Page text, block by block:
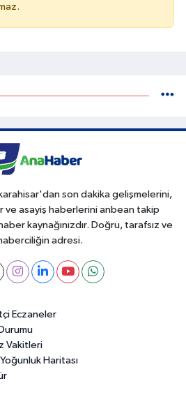
son dakika gelişmelerini,
ve asayiş haberlerini anbean takip
kaynağınızdır. Doğru, tarafsız ve
haberciliğin adresi.
Eczaneler
Vakitleri
Haritası